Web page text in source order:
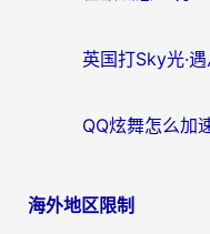
海外地区限制